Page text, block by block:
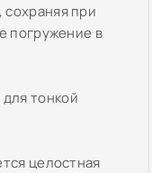
при
погружение в
тонкой
целостная